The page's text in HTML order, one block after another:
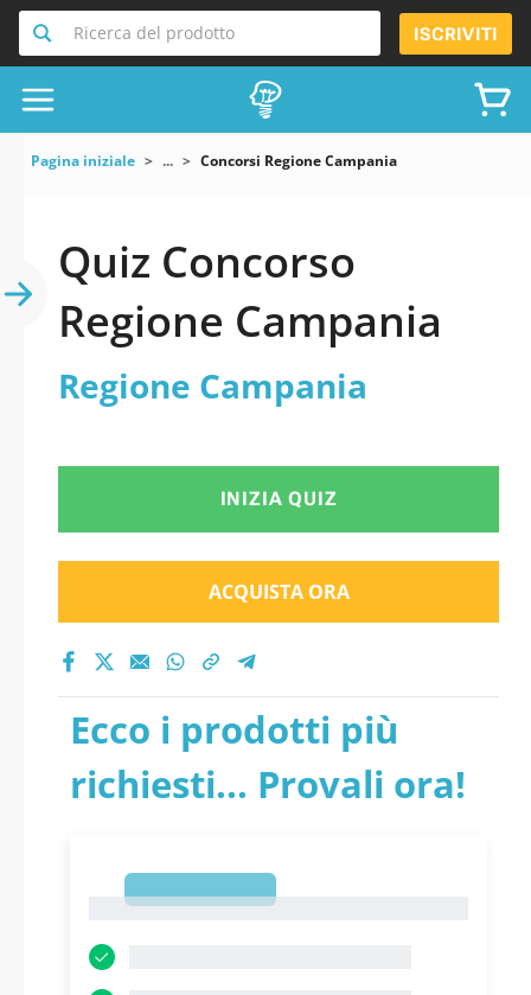
Ricerca del prodotto ISCRIVITI
Pagina iniziale ... Concorsi Regione Campania
Quiz Concorso
Regione Campania
Regione Campania
INIZIA QUIZ
ACQUISTA ORA
Ecco i prodotti più
richiesti... Provali ora!